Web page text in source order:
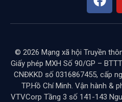
© 2026 Mạng xã hội Truyền
Giấy phép MXH Số 90/GP –
CNĐKKD số 0316867455, cấp
TP.Hồ Chí Minh. Vận hành &
VTVCorp Tầng 3 số 141-143